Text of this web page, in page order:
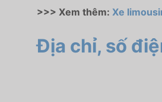
>>> Xem thêm: Xe
Địa chỉ, số